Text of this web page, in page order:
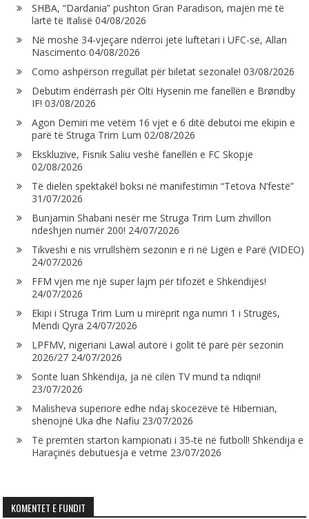
SHBA, “Dardania” pushton Gran Paradison, majën më të
lartë të Italisë 04/08/2026
Në moshë 34-vjeçare ndërroi jetë luftëtari i UFC-së, Allan
Nascimento 04/08/2026
Como ashpërson rregullat për biletat sezonale! 03/08/2026
Debutim ëndërrash për Olti Hysenin me fanellën e Brøndby
IF! 03/08/2026
Agon Demiri me vetëm 16 vjet e 6 ditë debutoi me ekipin e
parë të Struga Trim Lum 02/08/2026
Ekskluzive, Fisnik Saliu veshë fanellën e FC Skopje
02/08/2026
Të dielën spektakël boksi në manifestimin “Tetova N’festë”
31/07/2026
Bunjamin Shabani nesër me Struga Trim Lum zhvillon
ndeshjen numër 200! 24/07/2026
Tikveshi e nis vrrullshëm sezonin e ri në Ligën e Parë (VIDEO)
24/07/2026
FFM vjen me një super lajm për tifozët e Shkëndijës!
24/07/2026
Ekipi i Struga Trim Lum u mirëprit nga numri 1 i Strugës,
Mendi Qyra 24/07/2026
LPFMV, nigeriani Lawal autorë i golit të parë për sezonin
2026/27 24/07/2026
Sonte luan Shkëndija, ja në cilën TV mund ta ndiqni!
23/07/2026
Malisheva superiore edhe ndaj skocezëve të Hibernian,
shënojnë Uka dhe Nafiu 23/07/2026
Të premtën starton kampionati i 35-të në futboll! Shkëndija e
Haraçinës debutuesja e vetme 23/07/2026
KOMENTET E FUNDIT